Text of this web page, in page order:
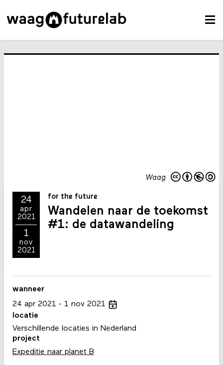
Waag
24
apr
2021
1
nov
2021
for the future
Wandelen naar de toekomst
#1: de datawandeling
wanneer
24 apr 2021 1 nov 2021
locatie
Verschillende locaties in Nederland
project
Expeditie naar planet B